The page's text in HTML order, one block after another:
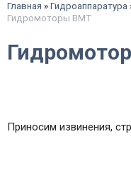
Главная » Гидроаппаратура
Гидромоторы ВМТ
Приносим извинения,